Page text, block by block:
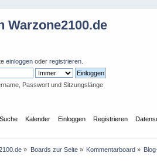
Warzone2100.de
einloggen oder registrieren
Passwort und Sitzungslänge
Suche Kalender Einloggen Registrieren
» Boards zur Seite» Kommentarboard»